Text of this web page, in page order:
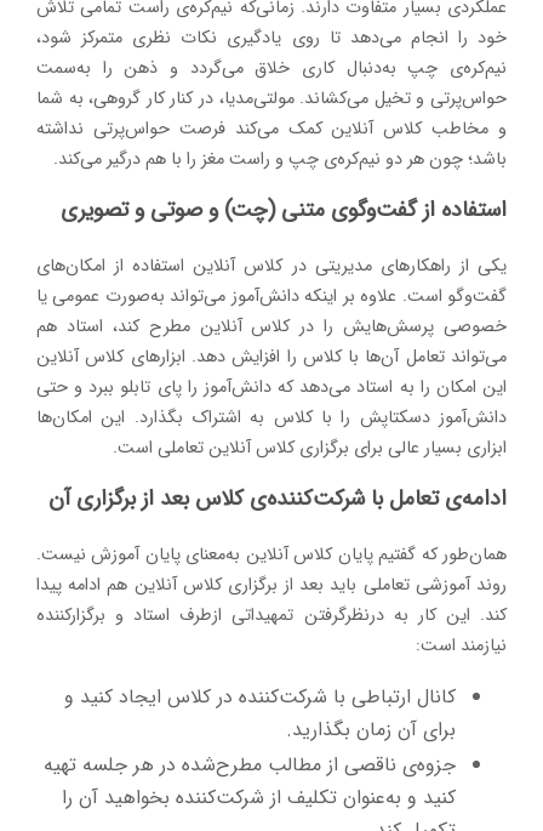
عملکردی بسیار متفاوت دارند. زمانی‌که نیم‌کره‌ی راست تمامی تلاش
خود را انجام می‌دهد تا روی یادگیری نکات نظری متمرکز شود،
نیم‌کره‌ی چپ به‌دنبال کاری خلاق می‌گردد و ذهن را به‌سمت
حواس‌پرتی و تخیل می‌کشاند. مولتی‌مدیا، در کنار کار گروهی، به شما
و مخاطب کلاس آنلاین کمک می‌کند فرصت حواس‌پرتی نداشته
باشد؛ چون هر دو نیم‌کره‌‌ی چپ و راست مغز را با هم درگیر می‌کند.
استفاده از گفت‌وگوی متنی (چت) و صوتی و تصویری
یکی از راهکارهای مدیریتی در کلاس آنلاین استفاده از امکان‌های
گفت‌وگو است. علاوه بر اینکه دانش‌آموز می‌تواند به‌صورت عمومی یا
خصوصی پرسش‌هایش را در کلاس آنلاین مطرح کند، استاد هم
می‌تواند تعامل آن‌ها با کلاس را افزایش دهد. ابزارهای کلاس آنلاین
این امکان را به استاد می‌دهد که دانش‌آموز را پای تابلو ببرد و حتی
دانش‌آموز دسکتاپش را با کلاس به اشتراک بگذارد. این امکان‌ها
ابزاری بسیار عالی برای برگزاری کلاس آنلاین تعاملی است.
ادامه‌ی تعامل با شرکت‌کننده‌ی کلاس بعد از برگزاری آن
همان‌طور که گفتیم پایان کلاس آنلاین به‌معنای پایان آموزش نیست.
روند آموزشی تعاملی باید بعد از برگزاری کلاس آنلاین هم ادامه پیدا
کند. این کار به درنظرگرفتن تمهیداتی ازطرف استاد و برگزارکننده
نیازمند است:
کانال ارتباطی با شرکت‌کننده در کلاس ایجاد کنید و
برای آن زمان بگذارید.
جزوه‌ی ناقصی از مطالب مطرح‌شده در هر جلسه تهیه
کنید و به‌عنوان تکلیف از شرکت‌کننده بخواهید آن را